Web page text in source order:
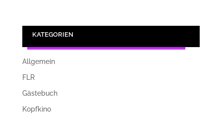
KATEGORIEN
Allgemein
FLR
Gästebuch
Kopfkino